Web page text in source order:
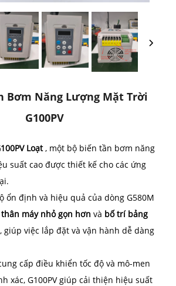
Bơm Năng Lượng Mặt Trời
G100PV
Loạt , một bộ biến tần bơm năng
suất cao được thiết kế cho các ứng
ổn định và hiệu quả của dòng G580M
thân máy nhỏ gọn hơn và bố trí bảng
, giúp việc lắp đặt và vận hành dễ dàng
cấp điều khiển tốc độ và mô-men
xác, G100PV giúp cải thiện hiệu suất